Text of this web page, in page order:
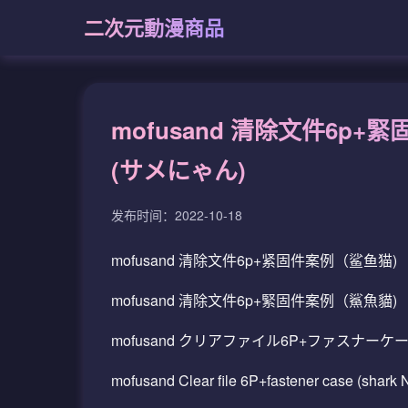
二次元動漫商品
mofusand 清除文件6p+緊
(サメにゃん)
发布时间：2022-10-18
mofusand 清除文件6p+紧固件案例（鲨鱼猫)
mofusand 清除文件6p+緊固件案例（鯊魚貓)
mofusand クリアファイル6P+ファスナーケ
mofusand Clear file 6P+fastener case (shark